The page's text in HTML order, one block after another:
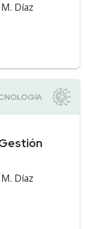
Díaz
Díaz